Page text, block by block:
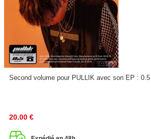
Second volume pour PULLIK avec son EP : 0.5
20.00 €